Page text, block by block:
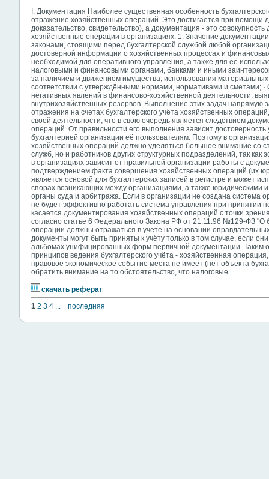
I. Документация Наиболее существенная особенность
отражение хозяйственных операций. Это достигается при помощи
доказательство, свидетельство), а документация - это
хозяйственные операции в организациях. 1. Значение
законами, стоящими перед бухгалтерской службой любой
достоверной информации о хозяйственных процессах и
необходимой для оперативного управления, а также для её
налоговыми и финансовыми органами, банками и иными
за наличием и движением имущества, использования
соответствии с утверждёнными нормами, нормативами и сметами;
негативных явлений в финансово-хозяйственной деятельности,
внутрихозяйственных резервов. Выполнение этих задач напрямую
отражения на счетах бухгалтерского учёта хозяйственных
своей деятельности, что в свою очередь является следствием
операций. От правильности его выполнения зависит
бухгалтерией организации её пользователям. Поэтому в
хозяйственных операций должно уделяться большое внимание со
служб, но и работников других структурных подразделений, так как
в организациях зависит от правильной организации работы с
подтверждением факта совершения хозяйственных операций (их
является основой для бухгалтерских записей в регистре и может
спорах возникающих между организациями, а также юридическими
органы суда и арбитража. Если в организации не создана система
не будет эффективно работать система управления при принятии
касается документирования хозяйственных операций с точки
согласно статье 6 Федерального Закона РФ от 21.11.96 №129-ФЗ "О
операции должны отражаться в учёте на основании
документы могут быть приняты к учёту только в том случае, если
альбомах унифицированных форм первичной документации. Таким
принципов ведения бухгалтерского учёта - хозяйственная
правовое экономическое событие места не имеет (нет объекта
обратить внимание на то обстоятельство, что налоговые
скачать реферат
1 2 3 4 ... последняя